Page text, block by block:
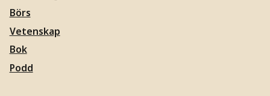
Börs
Vetenskap
Bok
Podd